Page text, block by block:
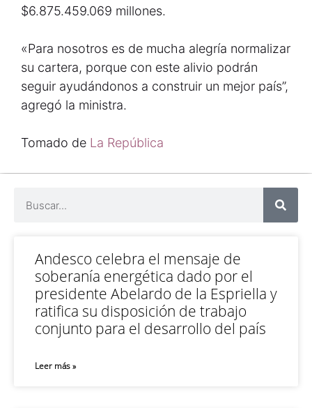
$6.875.459.069 millones.
«Para nosotros es de mucha alegría normalizar
su cartera, porque con este alivio podrán
seguir ayudándonos a construir un mejor país”,
agregó la ministra.
Tomado de La República
Andesco celebra el mensaje de
soberanía energética dado por el
presidente Abelardo de la Espriella y
ratifica su disposición de trabajo
conjunto para el desarrollo del país
Leer más »